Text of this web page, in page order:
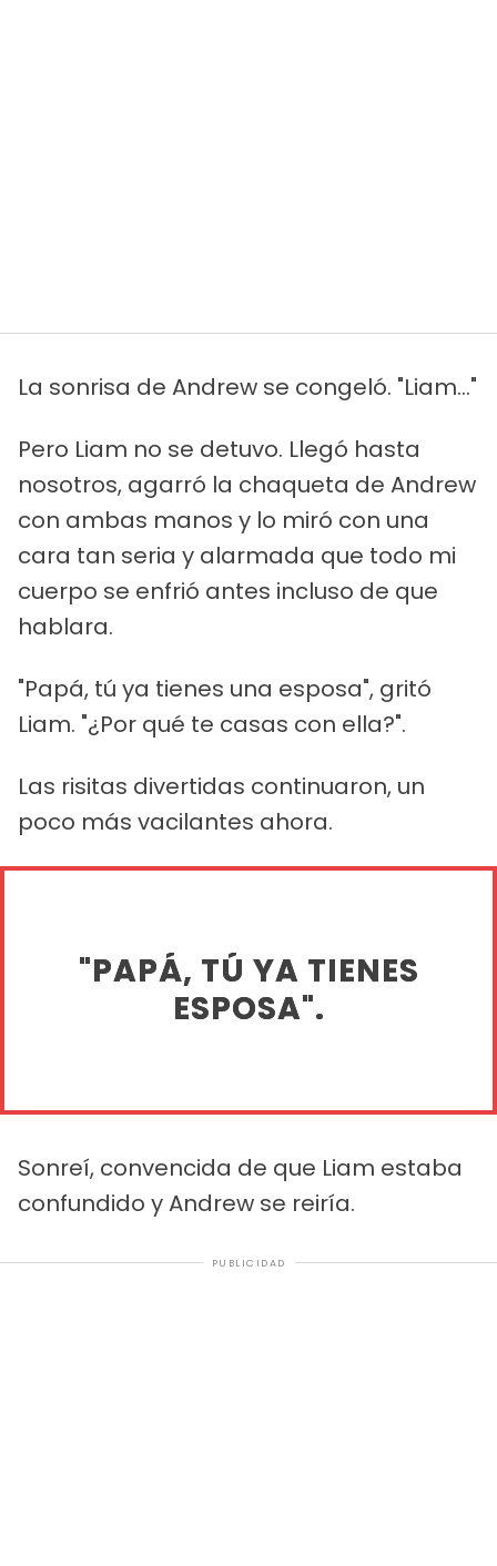
La sonrisa de Andrew se congeló. "Liam..."
Pero Liam no se detuvo. Llegó hasta
nosotros, agarró la chaqueta de Andrew
con ambas manos y lo miró con una
cara tan seria y alarmada que todo mi
cuerpo se enfrió antes incluso de que
hablara.
"Papá, tú ya tienes una esposa", gritó
Liam. "¿Por qué te casas con ella?".
Las risitas divertidas continuaron, un
poco más vacilantes ahora.
"PAPÁ, TÚ YA TIENES
ESPOSA".
Sonreí, convencida de que Liam estaba
confundido y Andrew se reiría.
PUBLICIDAD